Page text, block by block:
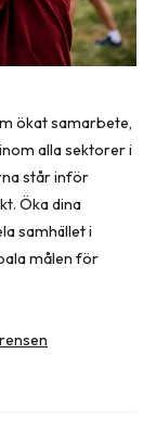
ökat samarbete,
alla sektorer i
står inför
Öka dina
samhället i
målen för